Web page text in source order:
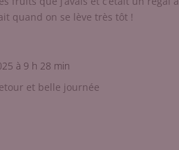
quand on se lève très tôt !
à 9 h 28 min
et belle journée